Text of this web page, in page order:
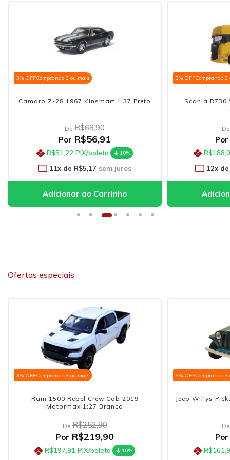
3% OFFComprando 3 ou mais
Camaro Z-28 1967 Kinsmart 1:37 Preto
De R$68,90
Por R$56,91
R$51,22 PIX/boleto 10%
11x de R$5,17 sem juros
3% OFFComprando 3
Scania R730
De
Por
12x de
Ofertas especiais
3% OFFComprando 3 ou mais
Ram 1500 Rebel Crew Cab 2019
Motormax 1:27 Branco
De R$252,90
Por R$219,90
R$197,91 PIX/boleto 10%
3% OFFComprando 3
Jeep Willys
De
Por